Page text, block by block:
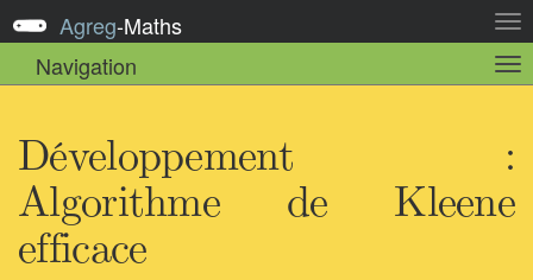
la
Agreg-Maths
Navigation
la
Développement :
Algorithme de Kleene
efficace